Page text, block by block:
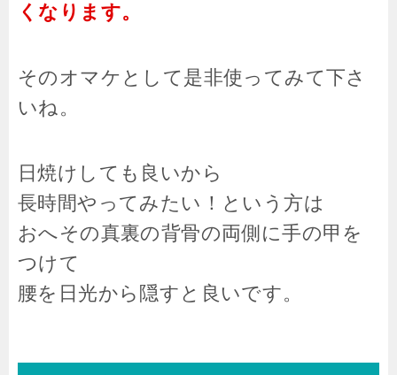
くなります。
そのオマケとして是非使ってみて下さ
いね。
日焼けしても良いから
長時間やってみたい！という方は
おへその真裏の背骨の両側に手の甲を
つけて
腰を日光から隠すと良いです。